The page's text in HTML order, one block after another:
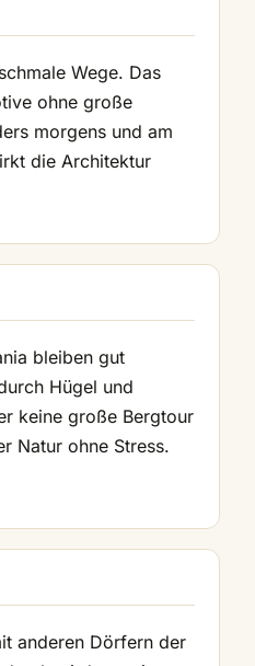
Wege. Das
ohne große
morgens und am
die Architektur
bleiben gut
Hügel und
keine große Bergtour
Natur ohne Stress.
anderen Dörfern der